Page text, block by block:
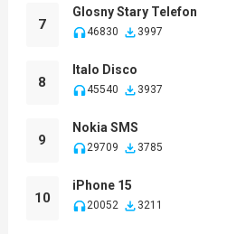
7
Glosny Stary Telefon
46830 3997
8
Italo Disco
45540 3937
9
Nokia SMS
29709 3785
10
iPhone 15
20052 3211